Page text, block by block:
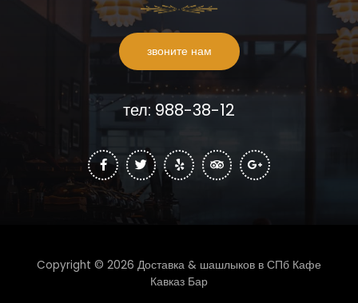
звоните нам
тел: 988-38-12
Copyright © 2026 Доставка & шашлыков в СПб Кафе
Кавказ Бар